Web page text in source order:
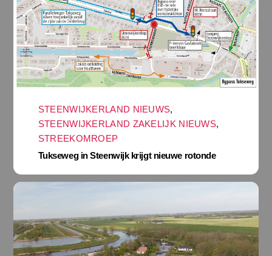
STEENWIJKERLAND NIEUWS,
STEENWIJKERLAND ZAKELIJK NIEUWS,
STREEKOMROEP
Tukseweg in Steenwijk krijgt nieuwe rotonde